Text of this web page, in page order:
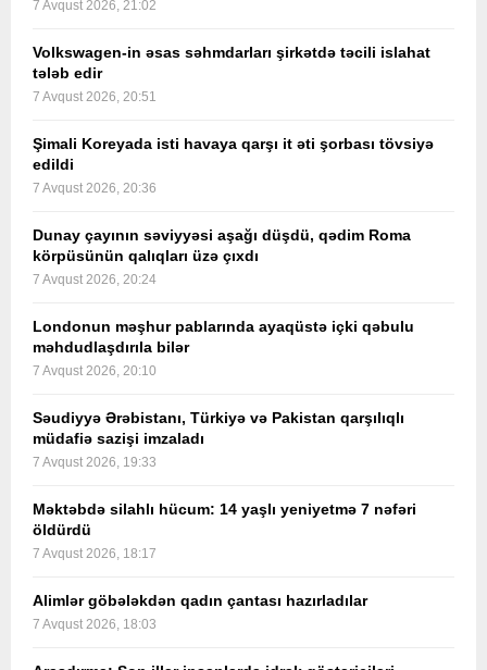
7 Avqust 2026, 21:02
Volkswagen-in əsas səhmdarları şirkətdə təcili islahat
tələb edir
7 Avqust 2026, 20:51
Şimali Koreyada isti havaya qarşı it əti şorbası tövsiyə
edildi
7 Avqust 2026, 20:36
Dunay çayının səviyyəsi aşağı düşdü, qədim Roma
körpüsünün qalıqları üzə çıxdı
7 Avqust 2026, 20:24
Londonun məşhur pablarında ayaqüstə içki qəbulu
məhdudlaşdırıla bilər
7 Avqust 2026, 20:10
Səudiyyə Ərəbistanı, Türkiyə və Pakistan qarşılıqlı
müdafiə sazişi imzaladı
7 Avqust 2026, 19:33
Məktəbdə silahlı hücum: 14 yaşlı yeniyetmə 7 nəfəri
öldürdü
7 Avqust 2026, 18:17
Alimlər göbələkdən qadın çantası hazırladılar
7 Avqust 2026, 18:03